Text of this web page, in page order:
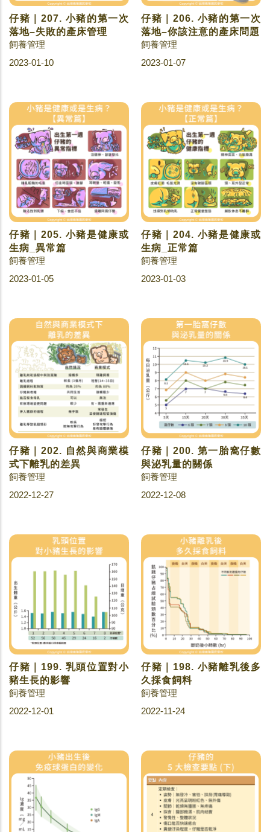
仔豬｜207. 小豬的第一次
落地–失敗的產床管理
飼養管理
2023-01-10
仔豬｜206. 小豬的第一次
落地–你該注意的產床問題
飼養管理
2023-01-07
仔豬｜205. 小豬是健康或
生病_異常篇
飼養管理
2023-01-05
仔豬｜204. 小豬是健康或
生病_正常篇
飼養管理
2023-01-03
仔豬｜202. 自然與商業模
式下離乳的差異
飼養管理
2022-12-27
仔豬｜200. 第一胎窩仔數
與泌乳量的關係
飼養管理
2022-12-08
仔豬｜199. 乳頭位置對小
豬生長的影響
飼養管理
2022-12-01
仔豬｜198. 小豬離乳後多
久採食飼料
飼養管理
2022-11-24